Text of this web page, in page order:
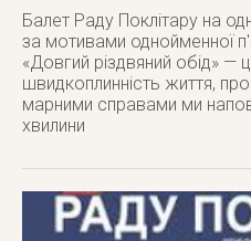
Балет Раду Поклітару на
за мотивами однойменної
«Довгий різдвяний обід» —
швидкоплинність життя,
марними справами ми
хвилини